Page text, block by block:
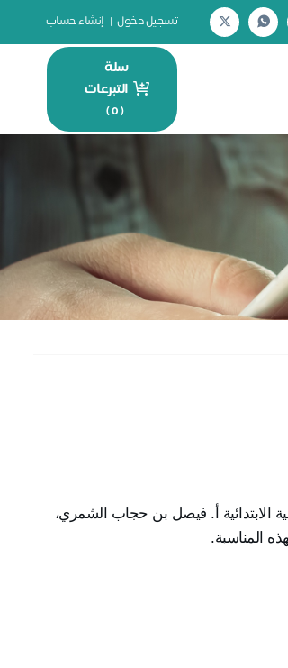
تسجيل دخول | إنشاء حساب
سلة
التبرعات
(
0
)